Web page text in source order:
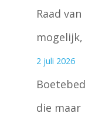
Raad
2 juli 2026
die